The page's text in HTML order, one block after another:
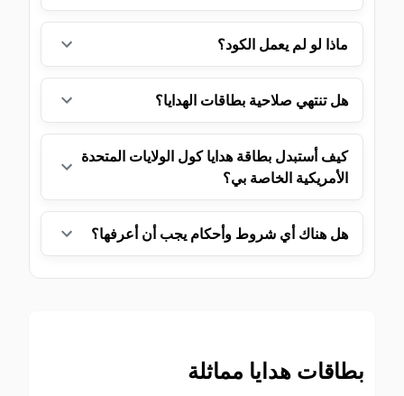
ماذا لو لم يعمل الكود؟
هل تنتهي صلاحية بطاقات الهدايا؟
كيف أستبدل بطاقة هدايا كول الولايات المتحدة
الأمريكية الخاصة بي؟
هل هناك أي شروط وأحكام يجب أن أعرفها؟
بطاقات هدايا مماثلة